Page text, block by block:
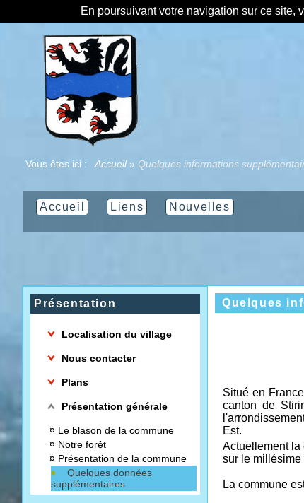
En poursuivant votre navigation sur ce site,
Vous êtes ici : Accueil » Quelques informations
Accueil Liens Nouvelles
Présentation
Localisation du village
Nous contacter
Plans
Présentation générale
¤ Le blason de la commune
¤ Notre forêt
¤ Présentation de la commune
Quelques données
supplémentaires
Quelques
Situé en
canton de
Est.
Actuellement la
sur le millésime
La commune